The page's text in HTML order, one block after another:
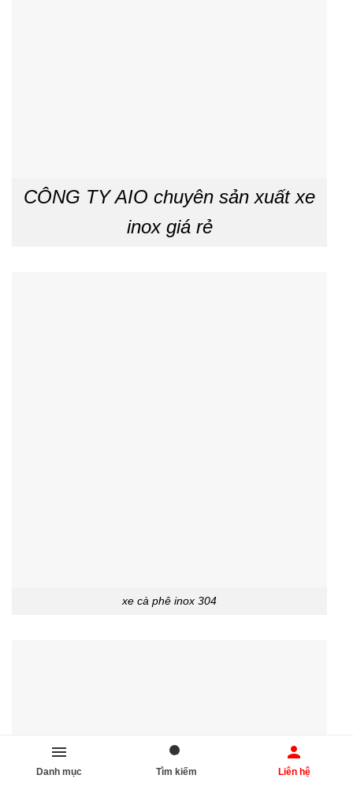
CÔNG TY AIO chuyên sản xuất xe
inox giá rẻ
xe cà phê inox 304
Danh mục Tìm kiếm Liên hệ